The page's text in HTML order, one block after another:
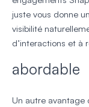
juste vous donne
visibilité
d’interactions et à
abordable
Un autre